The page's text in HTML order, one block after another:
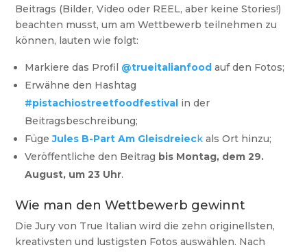
Beitrags (Bilder, Video oder REEL, aber keine Stories!)
beachten musst, um am Wettbewerb teilnehmen zu
können, lauten wie folgt:
Markiere das Profil @trueitalianfood auf den Fotos;
Erwähne den Hashtag
#pistachiostreetfoodfestival in der
Beitragsbeschreibung;
FügeJules B-Part Am Gleisdreieck als Ort hinzu;
Veröffentliche den Beitrag bis Montag, dem 29.
August, um 23 Uhr.
Wie man den Wettbewerb gewinnt
Die Jury von True Italian wird die zehn originellsten,
kreativsten und lustigsten Fotos auswählen. Nach